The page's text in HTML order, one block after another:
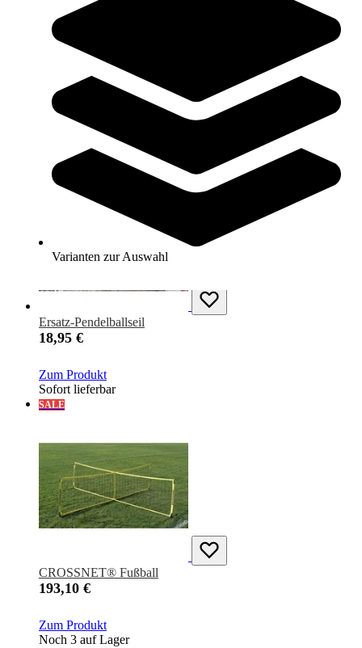
Varianten zur Auswahl
Mobiles Kopfballpendel
64,95 €
Zum Produkt
Noch 2 auf Lager
Ersatz-Pendelballseil
18,95 €
Zum Produkt
Sofort lieferbar
SALE
CROSSNET® Fußball
193,10 €
Zum Produkt
Noch 3 auf Lager